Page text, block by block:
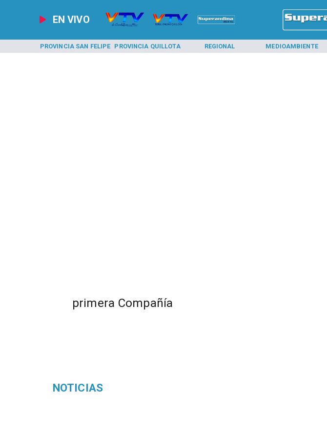
EN VIVO
PROVINCIA SAN FELIPE PROVINCIA QUILLOTA REGIONAL MEDIOAMBIENTE
primera Compañía
NOTICIAS